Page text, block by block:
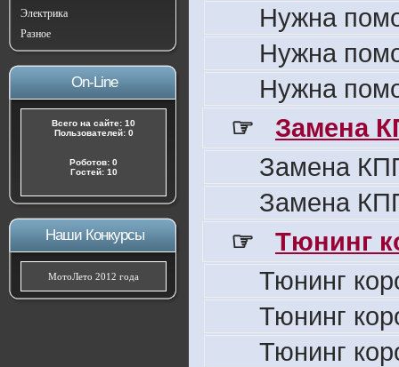
Электрика
Разное
On-Line
Всего на сайте: 10
Пользователей: 0
Роботов: 0
Гостей: 10
Наши Конкурсы
МотоЛето 2012 года
Нужна
Нужна
Нужна
☞
Замена
Замена
Замена
☞
Тюнинг
Тюнинг
Тюнинг
Тюнинг